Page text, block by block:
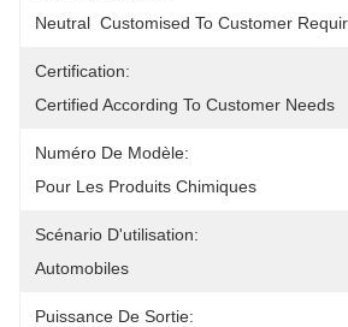
Neutral  Customised To Customer
Certification:
Certified According To Customer Needs
Numéro De Modèle:
Pour Les Produits Chimiques
Scénario D'utilisation:
Automobiles
Puissance De Sortie: